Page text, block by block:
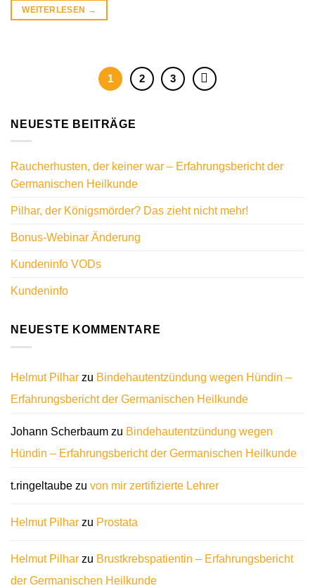
WEITERLESEN →
1 2 3
NEUESTE BEITRÄGE
Raucherhusten, der keiner war – Erfahrungsbericht der
Germanischen Heilkunde
Pilhar, der Königsmörder? Das zieht nicht mehr!
Bonus-Webinar Änderung
Kundeninfo VODs
Kundeninfo
NEUESTE KOMMENTARE
Helmut Pilhar zu Bindehautentzündung wegen Hündin –
Erfahrungsbericht der Germanischen Heilkunde
Johann Scherbaum zu Bindehautentzündung wegen
Hündin – Erfahrungsbericht der Germanischen Heilkunde
t.ringeltaube zu von mir zertifizierte Lehrer
Helmut Pilhar zu Prostata
Helmut Pilhar zu Brustkrebspatientin – Erfahrungsbericht
der Germanischen Heilkunde